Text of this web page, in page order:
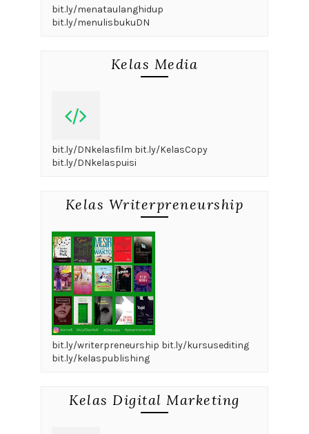
bit.ly/menataulanghidup
bit.ly/menulisbukuDN
Kelas Media
bit.ly/DNkelasfilm bit.ly/KelasCopy
bit.ly/DNkelaspuisi
Kelas Writerpreneurship
bit.ly/writerpreneurship bit.ly/kursusediting
bit.ly/kelaspublishing
Kelas Digital Marketing